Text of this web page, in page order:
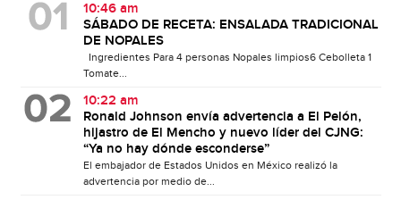
10:46 am
SÁBADO DE RECETA: ENSALADA TRADICIONAL
DE NOPALES
Ingredientes Para 4 personas Nopales limpios6 Cebolleta 1
Tomate...
10:22 am
Ronald Johnson envía advertencia a El Pelón,
hijastro de El Mencho y nuevo líder del CJNG:
“Ya no hay dónde esconderse”
El embajador de Estados Unidos en México realizó la
advertencia por medio de...